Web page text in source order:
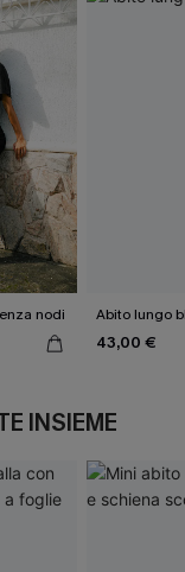
nodi Abito lungo
43,00 €
INSIEME